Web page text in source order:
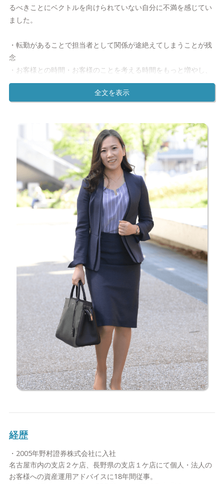
るべきことにベクトルを向けられていない自分に不満を感じてい
ました。
・転勤があることで担当者として関係が途絶えてしまうことが残
念
・お客様との時間・お客様のことを考える時間をもっと増やし、
その次の世代（お子様）までお付き合いをしていきたい
と強く思うようになりました。
るのでなく、お客様1人1人の想い・悩みを知ったうえで長く寄り
添い、良き相談相手になることができます。
また、特定の金融機関に属しているわけではないので、中立な立
場からお話をすることができます。
実際にこのようなお客様から相談を受けております。
・いくつかの金融機関と取引があり、どのように運用したら良い
のかわからなくなっている
・中立な立場からアドバイスが欲しい
・家庭の事情で次世代までの資産管理をしていきたいが、担当者
が頻繁に変わるのは困る
お困りのことがあればぜひご相談下さい。
ともに寄り添い、伴走できるアドバイザーを目指しております。
経歴
・2005年野村證券株式会社に入社
名古屋市内の支店２ケ店、長野県の支店１ケ店にて個人・法人の
お客様への資産運用アドバイスに18年間従事。